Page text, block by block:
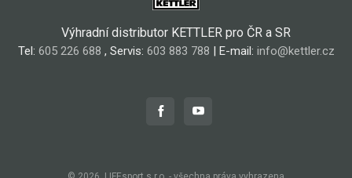
Výhradní distributor KETTLER pro ČR a SR
Tel: 605 226 688 , Servis: 603 883 788 | E-mail: info@kettler.cz